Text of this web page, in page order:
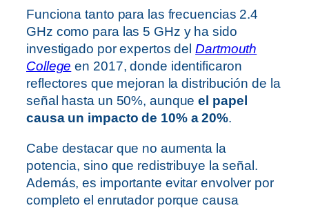
Funciona tanto para las frecuencias 2.4
GHz como para las 5 GHz y ha sido
investigado por expertos delDartmouth
College en 2017, donde identificaron
reflectores que mejoran la distribución de la
señal hasta un 50%, aunqueel papel
causa un impacto de 10% a 20%.
Cabe destacar que no aumenta la
potencia, sino que redistribuye la señal.
Además, es importante evitar envolver por
completo el enrutador porque causa